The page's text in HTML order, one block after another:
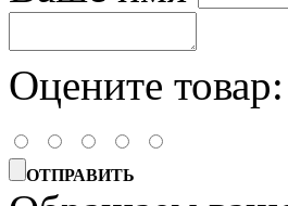
Оцените товар:
ОТПРАВИТЬ